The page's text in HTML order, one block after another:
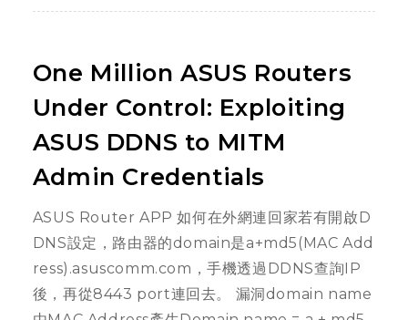
One Million ASUS Routers
Under Control: Exploiting
ASUS DDNS to MITM
Admin Credentials
ASUS Router APP 如何在外網連回家若有開啟D
DNS設定，路由器的domain是a+md5(MAC Add
ress).asuscomm.com，手機透過DDNS查詢IP
後，再從8443 port連回去。 漏洞domain name